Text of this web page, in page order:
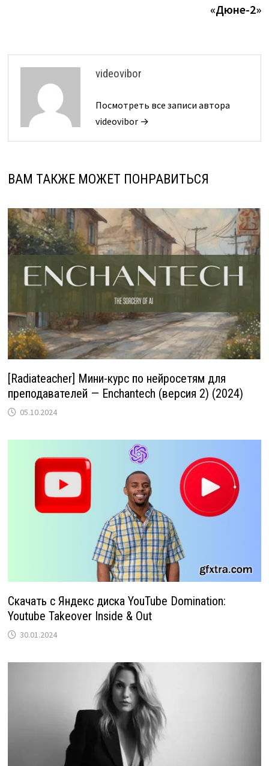
«Дюне-2»
videovibor
Посмотреть все записи автора
videovibor →
ВАМ ТАКЖЕ МОЖЕТ ПОНРАВИТЬСЯ
[Radiateacher] Мини-курс по нейросетям для
преподавателей — Enchantech (версия 2) (2024)
05.10.2024
Скачать с Яндекс диска YouTube Domination:
Youtube Takeover Inside & Out
30.01.2024